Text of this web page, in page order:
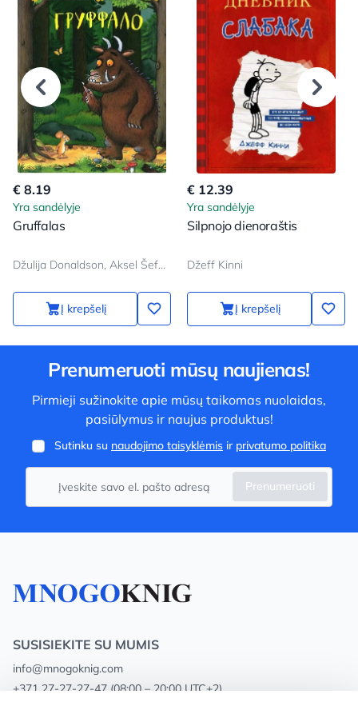
€ 8.19
Yra sandėlyje
Gruffalas
Džulija Donaldson, Aksel Šeffler
Į krepšelį
€ 12.39
Yra sandėlyje
Silpnojo dienoraštis
Džeff Kinni
Į krepšelį
Prenumeruoti mūsų naujienas!
Pirmieji sužinokite apie mūsų taikomas nuolaidas,
pasiūlymus ir naujus produktus!
Sutinku su naudojimo taisyklėmis ir privatumo politika
Prenumeruoti
SUSISIEKITE SU MUMIS
info@mnogoknig.com
+371 27-27-27-47 (08:00 – 20:00 UTC+2)